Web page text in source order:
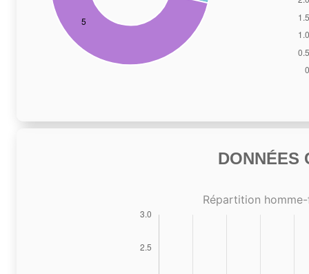
DONNÉES
Répartition